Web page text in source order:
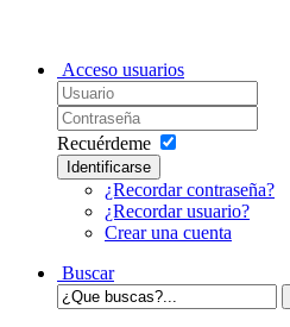
Acceso usuarios
Recuérdeme
Identificarse
¿Recordar contraseña?
¿Recordar usuario?
Crear una cuenta
Buscar